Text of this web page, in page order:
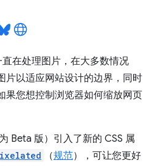
在处理图片，在大多数情况
片以适应网站设计的边界，同时
果您想控制浏览器如何缩放网页
Beta 版）引入了新的 CSS 属
（规范），可让您更好